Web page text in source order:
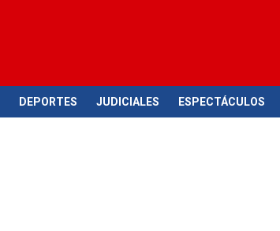
DEPORTES JUDICIALES ESPECTÁCULOS